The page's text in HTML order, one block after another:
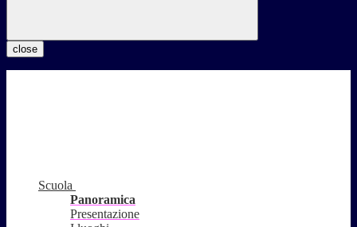
close
Scuola
Panoramica
Presentazione